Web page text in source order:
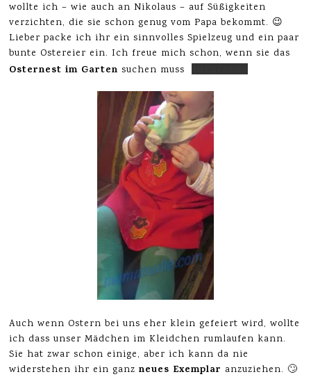
wollte ich – wie auch an Nikolaus – auf Süßigkeiten
verzichten, die sie schon genug vom Papa bekommt. 😉
Lieber packe ich ihr ein sinnvolles Spielzeug und ein paar
bunte Ostereier ein. Ich freue mich schon, wenn sie das
Osternest im Garten suchen muss
Auch wenn Ostern bei uns eher klein gefeiert wird, wollte
ich dass unser Mädchen im Kleidchen rumlaufen kann.
Sie hat zwar schon einige, aber ich kann da nie
widerstehen ihr ein ganz neues Exemplar anzuziehen. 🙄